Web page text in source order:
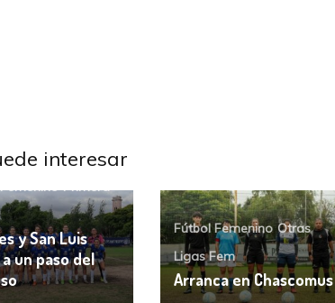
interesar
Primera
y San Luis
un paso del
Fútbol Femenino Otras
Ligas Fem
Arranca en Chascomus